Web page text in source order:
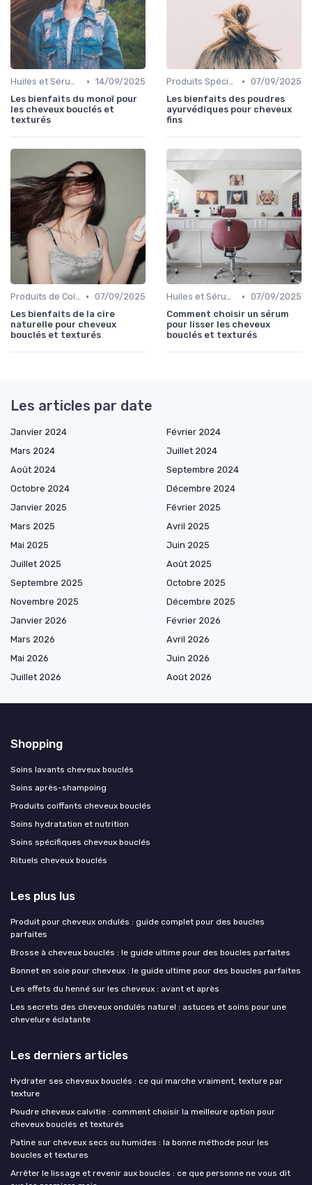
Huiles et Sérums • 14/09/2025
Les bienfaits du monoï pour
les cheveux bouclés et
texturés
Produits Spécifiques (Anti-Frisottis, Hydratants) • 07/09/2025
Les bienfaits des poudres
ayurvédiques pour cheveux
fins
Produits de Coiffage • 07/09/2025
Les bienfaits de la cire
naturelle pour cheveux
bouclés et texturés
Huiles et Sérums • 07/09/2025
Comment choisir un sérum
pour lisser les cheveux
bouclés et texturés
Les articles par date
Janvier 2024
Février 2024
Mars 2024
Juillet 2024
Août 2024
Septembre 2024
Octobre 2024
Décembre 2024
Janvier 2025
Février 2025
Mars 2025
Avril 2025
Mai 2025
Juin 2025
Juillet 2025
Août 2025
Septembre 2025
Octobre 2025
Novembre 2025
Décembre 2025
Janvier 2026
Février 2026
Mars 2026
Avril 2026
Mai 2026
Juin 2026
Juillet 2026
Août 2026
Shopping
Soins lavants cheveux bouclés
Soins après-shampoing
Produits coiffants cheveux bouclés
Soins hydratation et nutrition
Soins spécifiques cheveux bouclés
Rituels cheveux bouclés
Les plus lus
Produit pour cheveux ondulés : guide complet pour des boucles
parfaites
Brosse à cheveux bouclés : le guide ultime pour des boucles parfaites
Bonnet en soie pour cheveux : le guide ultime pour des boucles parfaites
Les effets du henné sur les cheveux : avant et après
Les secrets des cheveux ondulés naturel : astuces et soins pour une
chevelure éclatante
Les derniers articles
Hydrater ses cheveux bouclés : ce qui marche vraiment, texture par
texture
Poudre cheveux calvitie : comment choisir la meilleure option pour
cheveux bouclés et texturés
Patine sur cheveux secs ou humides : la bonne méthode pour les
boucles et textures
Arrêter le lissage et revenir aux boucles : ce que personne ne vous dit